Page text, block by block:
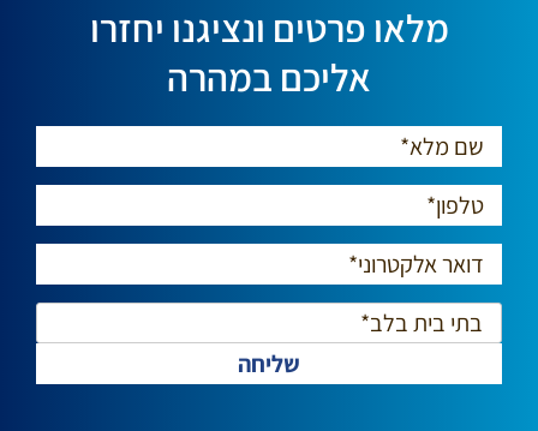
מלאו פרטים ונציגנו יחזרו
אליכם במהרה